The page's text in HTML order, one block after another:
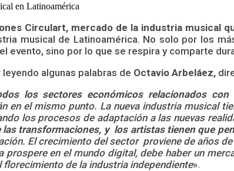
Circulart, mercado de la industria musical
musical de Latinoamérica. No solo por los
evento, sino por lo que se respira y comparte
algunas palabras de Octavio Arbeláez,
los sectores económicos relacionados
en el mismo punto. La nueva industria musical
los procesos de adaptación a las nuevas
las transformaciones, y los artistas tienen que
El crecimiento del sector proviene de años
prospere en el mundo digital, debe haber un
de la industria independiente».